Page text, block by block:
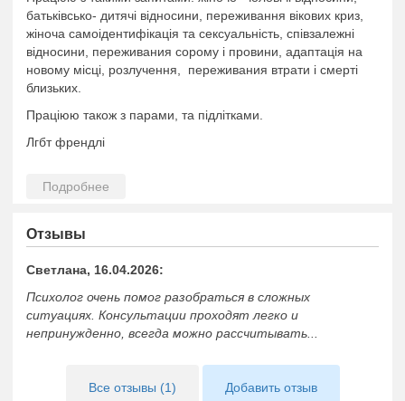
батьківсько- дитячі відносини, переживання вікових криз,
жіноча самоідентифікація та сексуальність, співзалежні
відносини, переживания сорому і провини, адаптація на
новому місці, розлучення, переживания втрати і смерті
близьких.
Праціюю також з парами, та підлітками.
Лгбт френдлі
Отзывы
Светлана, 16.04.2026:
Психолог очень помог разобраться в сложных
ситуациях. Консультации проходят легко и
непринужденно, всегда можно рассчитывать...
Все отзывы (1) Добавить отзыв